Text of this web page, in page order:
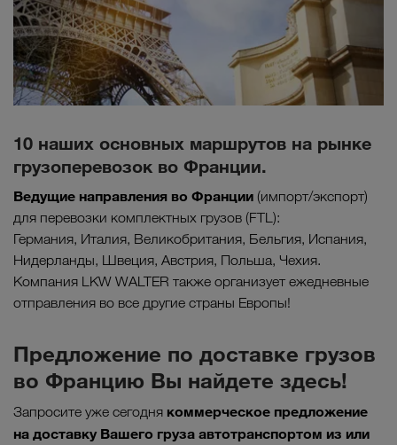
10 наших основных маршрутов на рынке
грузоперевозок во Франции.
Ведущие направления во Франции (импорт/экспорт)
для перевозки комплектных грузов (FTL):
Германия, Италия, Великобритания, Бельгия, Испания,
Нидерланды, Швеция, Австрия, Польша, Чехия.
Компания LKW WALTER также организует ежедневные
отправления во все другие страны Европы!
Предложение по доставке грузов
во Францию Вы найдете здесь!
Запросите уже сегодня коммерческое предложение
на доставку Вашего груза автотранспортом из или